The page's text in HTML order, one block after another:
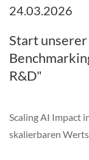
24.03.2026
Start
R&D"
Scaling AI Impact
skalierbaren